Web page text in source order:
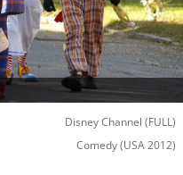
Disney Channel (FULL)
Comedy(USA 2012)